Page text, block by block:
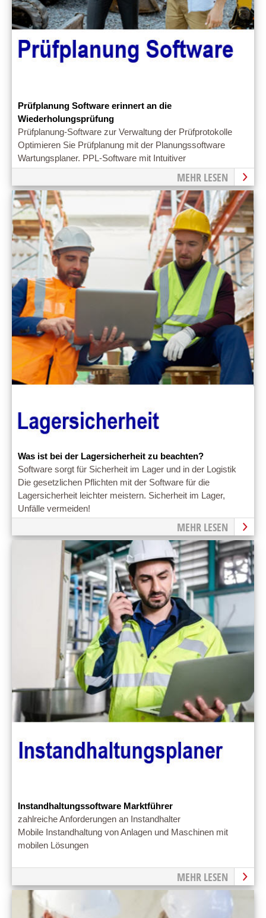
Prüfplanung Software erinnert an die
Wiederholungsprüfung
Prüfplanung-Software zur Verwaltung der Prüfprotokolle
Optimieren Sie Prüfplanung mit der Planungssoftware
Wartungsplaner. PPL-Software mit Intuitiver
Bedienoberfläche
MEHR LESEN
Was ist bei der Lagersicherheit zu beachten?
Software sorgt für Sicherheit im Lager und in der Logistik
Die gesetzlichen Pflichten mit der Software für die
Lagersicherheit leichter meistern. Sicherheit im Lager,
Unfälle vermeiden!
MEHR LESEN
Instandhaltungssoftware Marktführer
zahlreiche Anforderungen an Instandhalter
Mobile Instandhaltung von Anlagen und Maschinen mit
mobilen Lösungen
MEHR LESEN